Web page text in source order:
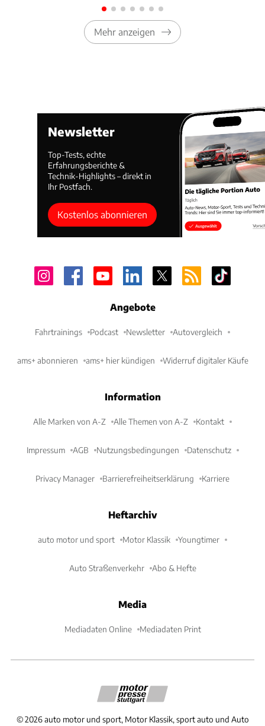
Mehr anzeigen
Newsletter
Top-Tests, echte
Erfahrungsberichte &
Technik-Highlights – direkt in
Ihr Postfach.
Kostenlos abonnieren
Angebote
Fahrtrainings Podcast Newsletter Autovergleich
ams+ abonnieren ams+ hier kündigen Widerruf digitaler Käufe
Information
Alle Marken von A-Z Alle Themen von A-Z Kontakt
Impressum AGB Nutzungsbedingungen Datenschutz
Privacy Manager Barrierefreiheitserklärung Karriere
Heftarchiv
auto motor und sport Motor Klassik Youngtimer
Auto Straßenverkehr Abo & Hefte
Media
Mediadaten Online Mediadaten Print
©2026 auto motor und sport, Motor Klassik, sport auto und Auto